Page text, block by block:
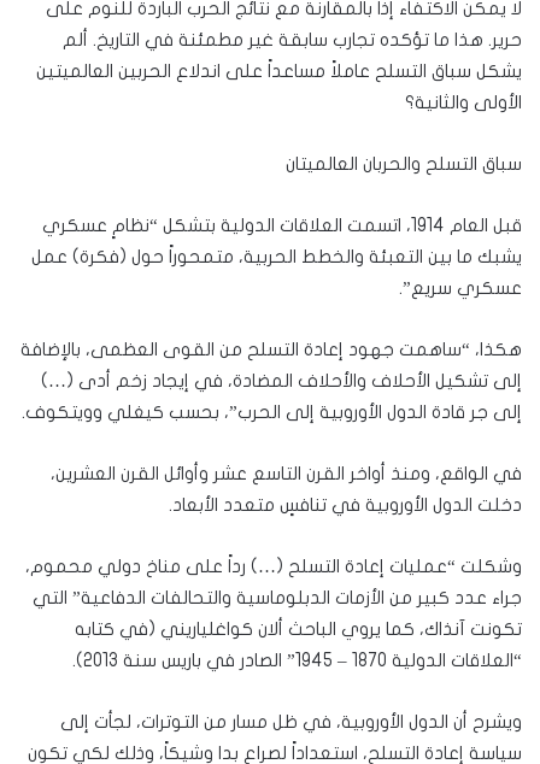
لا يمكن الاكتفاء إذاً بالمقارنة مع نتائج الحرب الباردة للنوم على
حرير. هذا ما تؤكده تجارب سابقة غير مطمئنة في التاريخ. ألم
يشكل سباق التسلح عاملاً مساعداً على اندلاع الحربين العالميتين
الأولى والثانية؟
سباق التسلح والحربان العالميتان
قبل العام 1914، اتسمت العلاقات الدولية بتشكل “نظامٍ عسكري
يشبك ما بين التعبئة والخطط الحربية، متمحوراً حول (فكرة) عمل
عسكري سريع”.
هكذا، “ساهمت جهود إعادة التسلح من القوى العظمى، بالإضافة
إلى تشكيل الأحلاف والأحلاف المضادة، في إيجاد زخم أدى (…)
إلى جر قادة الدول الأوروبية إلى الحرب”، بحسب كيغلي وويتكوف.
في الواقع، ومنذ أواخر القرن التاسع عشر وأوائل القرن العشرين،
دخلت الدول الأوروبية في تنافسٍ متعدد الأبعاد.
وشكلت “عمليات إعادة التسلح (…) رداً على مناخ دولي محموم،
جراء عدد كبير من الأزمات الدبلوماسية والتحالفات الدفاعية” التي
تكونت آنذاك، كما يروي الباحث ألان كواغلياريني (في كتابه
“العلاقات الدولية 1870 – 1945” الصادر في باريس سنة 2013).
ويشرح أن الدول الأوروبية، في ظل مسار من التوترات، لجأت إلى
سياسة إعادة التسلح، استعداداً لصراع بدا وشيكاً، وذلك لكي تكون